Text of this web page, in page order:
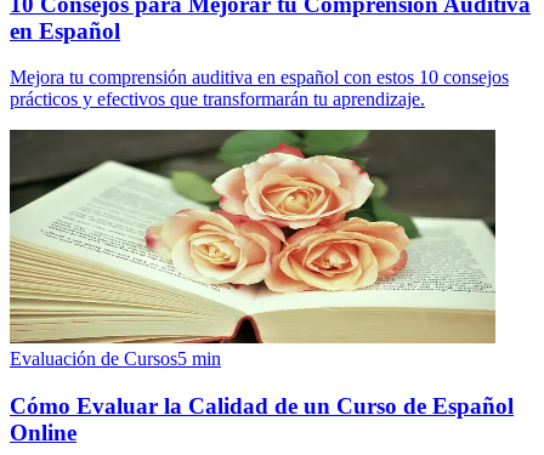
en Español
Mejora tu comprensión auditiva en español con estos 10 consejos
prácticos y efectivos que transformarán tu aprendizaje.
Evaluación de Cursos5 min
Cómo Evaluar la Calidad de un Curso de Español
Online